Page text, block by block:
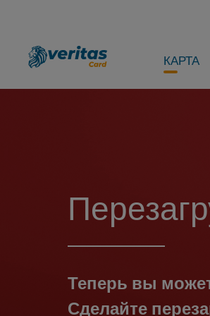
КАРТА
Теперь вы
Сделайте